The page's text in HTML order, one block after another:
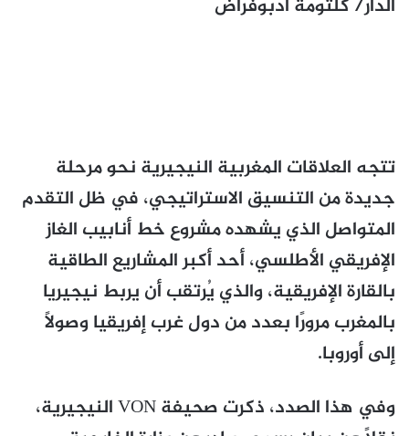
الدار/ كلثومة ادبوفراض
تتجه العلاقات المغربية النيجيرية نحو مرحلة
جديدة من التنسيق الاستراتيجي، في ظل التقدم
المتواصل الذي يشهده مشروع خط أنابيب الغاز
الإفريقي الأطلسي، أحد أكبر المشاريع الطاقية
بالقارة الإفريقية، والذي يُرتقب أن يربط نيجيريا
بالمغرب مرورًا بعدد من دول غرب إفريقيا وصولًا
إلى أوروبا.
وفي هذا الصدد، ذكرت صحيفة VON النيجيرية،